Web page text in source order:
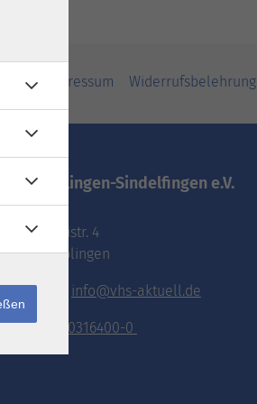
Impressum Widerrufsbelehrung
vhs.Böblingen-Sindelfingen e.V.
Pestalozzistr. 4
71032 Böblingen
E-Mail: info@vhs-aktuell.de
Tel.: 070316400-0